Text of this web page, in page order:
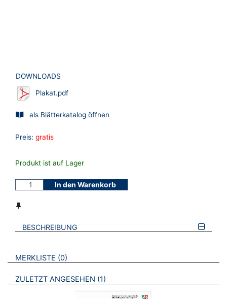
DOWNLOADS
Plakat.pdf
als Blätterkatalog öffnen
Preis: gratis
Produkt ist auf Lager
In den Warenkorb
BESCHREIBUNG
VERWEISE AUF VERMERKTE- ODER ZULETZT ANGESEHENE
MERKLISTE 0 BROSCHÜREN
ZULETZT ANGESEHEN 1 BROSCHÜREN